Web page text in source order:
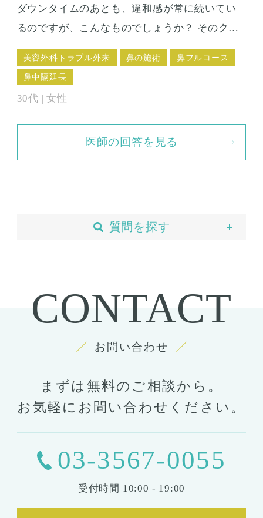
ダウンタイムのあとも、違和感が常に続いてい
るのですが、こんなものでしょうか？ そのクリ
ニックで相談したこともあるのですが、多少は
あるものですよと言われて特に処置なしで帰さ
れました。 痛いわけではないのです。ただいつ
も、何となくジンジンするような、硬い感じが
あって、鼻が気になってしかたありません。 こ
のままにしておいていいのかも心配です。せっ
かく入れたのに、やはり取らなくてはいけない
のでしょうか。
美容外科トラブル外来 鼻の施術 鼻フルコース
鼻中隔延長
30代 | 女性
医師の回答を見る
質問を探す
胸の整形
コンデンスリッチ豊胸 ヒアルロン酸
シリコンバッグ 胸の形成
輪郭形成
小顔整形 顎の整形
ほほ骨の整形 エラの整形
CONTACT
お問い合わせ
まずは無料のご相談から。
お気軽にお問い合わせください。
03-3567-0055
受付時間 10:00 - 19:00